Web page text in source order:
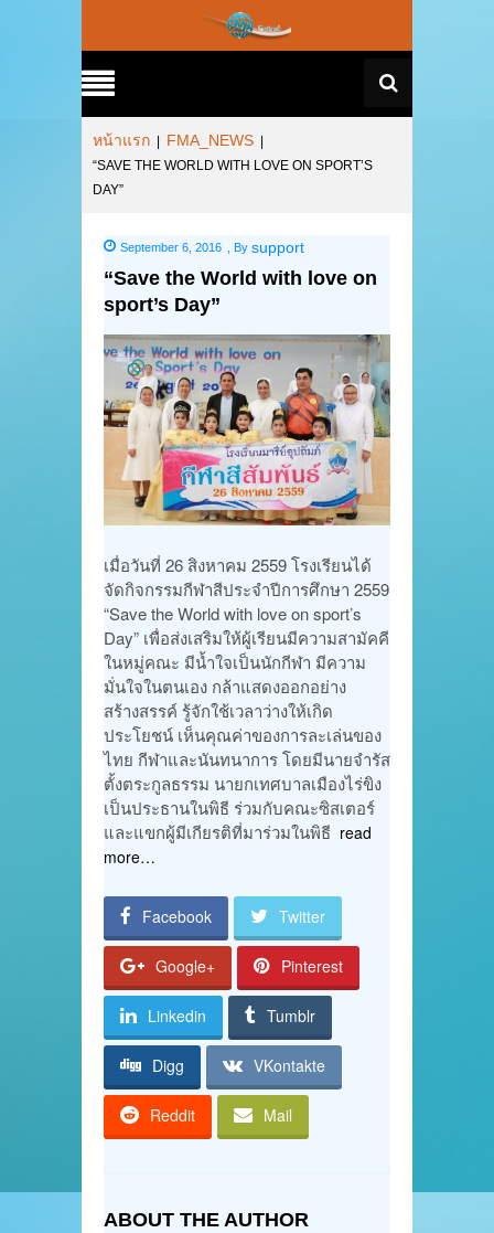
หน้าแรก FMA_NEWS
“SAVE THE WORLD WITH LOVE ON SPORT’S
DAY”
September 6, 2016 By support
“Save the World with love on
sport’s Day”
เมื่อวันที่ 26 สิงหาคม 2559 โรงเรียนได้
จัดกิจกรรมกีฬาสีประจำปีการศึกษา 2559
“Save the World with love on sport’s
Day” เพื่อส่งเสริมให้ผู้เรียนมีความสามัคคี
ในหมู่คณะ มีน้ำใจเป็นนักกีฬา มีความ
มั่นใจในตนเอง กล้าแสดงออกอย่าง
สร้างสรรค์ รู้จักใช้เวลาว่างให้เกิด
ประโยชน์ เห็นคุณค่าของการละเล่นของ
ไทย กีฬาและนันทนาการ โดยมีนายจำรัส
ตั้งตระกูลธรรม นายกเทศบาลเมืองไร่ขิง
เป็นประธานในพิธี ร่วมกับคณะซิสเตอร์
และแขกผู้มีเกียรติที่มาร่วมในพิธี read
more…
Facebook Twitter
Google+ Pinterest
Linkedin Tumblr
Digg VKontakte
Reddit Mail
ABOUT THE AUTHOR